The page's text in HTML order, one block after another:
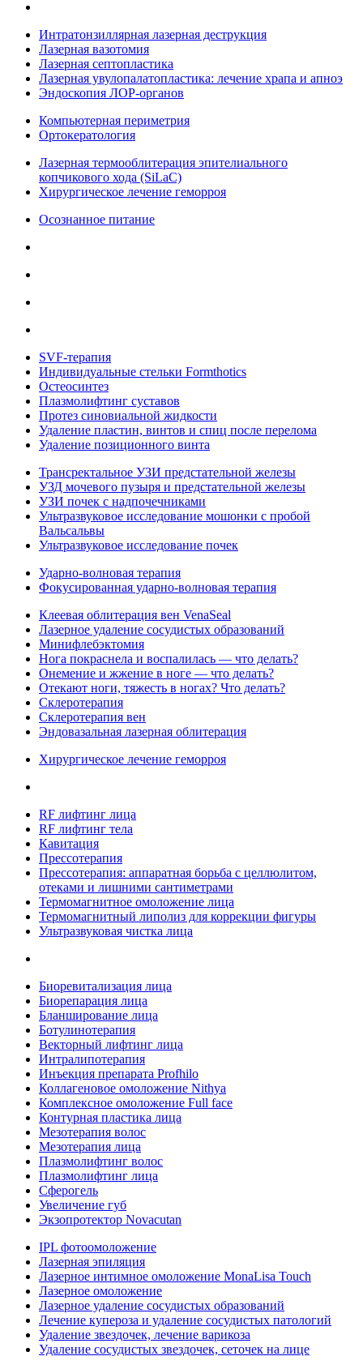
Интратонзиллярная лазерная деструкция
Лазерная вазотомия
Лазерная септопластика
Лазерная увулопалатопластика: лечение храпа и апноэ
Эндоскопия ЛОР-органов
Компьютерная периметрия
Ортокератология
Лазерная термооблитерация эпителиального
копчикового хода (SiLaC)
Хирургическое лечение геморроя
Осознанное питание
SVF-терапия
Индивидуальные стельки Formthotics
Остеосинтез
Плазмолифтинг суставов
Протез синовиальной жидкости
Удаление пластин, винтов и спиц после перелома
Удаление позиционного винта
Трансректальное УЗИ предстательной железы
УЗД мочевого пузыря и предстательной железы
УЗИ почек с надпочечниками
Ультразвуковое исследование мошонки с пробой
Вальсальвы
Ультразвуковое исследование почек
Ударно-волновая терапия
Фокусированная ударно-волновая терапия
Клеевая облитерация вен VenaSeal
Лазерное удаление сосудистых образований
Минифлебэктомия
Нога покраснела и воспалилась — что делать?
Онемение и жжение в ноге — что делать?
Отекают ноги, тяжесть в ногах? Что делать?
Склеротерапия
Склеротерапия вен
Эндовазальная лазерная облитерация
Хирургическое лечение геморроя
RF лифтинг лица
RF лифтинг тела
Кавитация
Прессотерапия
Прессотерапия: аппаратная борьба с целлюлитом,
отеками и лишними сантиметрами
Термомагнитное омоложение лица
Термомагнитный липолиз для коррекции фигуры
Ультразвуковая чистка лица
Биоревитализация лица
Биорепарация лица
Бланширование лица
Ботулинотерапия
Векторный лифтинг лица
Интралипотерапия
Инъекция препарата Profhilo
Коллагеновое омоложение Nithya
Комплексное омоложение Full face
Контурная пластика лица
Мезотерапия волос
Мезотерапия лица
Плазмолифтинг волос
Плазмолифтинг лица
Сферогель
Увеличение губ
Экзопротектор Novacutan
IPL фотоомоложение
Лазерная эпиляция
Лазерное интимное омоложение MonaLisa Touch
Лазерное омоложение
Лазерное удаление сосудистых образований
Лечение купероза и удаление сосудистых патологий
Удаление звездочек, лечение варикоза
Удаление сосудистых звездочек, сеточек на лице